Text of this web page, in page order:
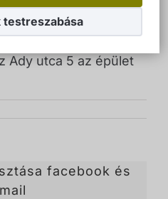
testreszabása
Ady utca 5 az épület
facebook és